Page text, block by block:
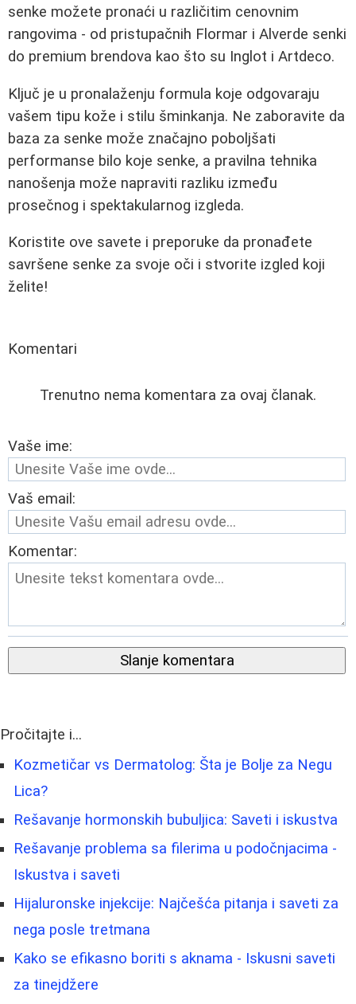
senke možete pronaći u različitim cenovnim
rangovima - od pristupačnih Flormar i Alverde senki
do premium brendova kao što su Inglot i Artdeco.
Ključ je u pronalaženju formula koje odgovaraju
vašem tipu kože i stilu šminkanja. Ne zaboravite da
baza za senke može značajno poboljšati
performanse bilo koje senke, a pravilna tehnika
nanošenja može napraviti razliku između
prosečnog i spektakularnog izgleda.
Koristite ove savete i preporuke da pronađete
savršene senke za svoje oči i stvorite izgled koji
želite!
Komentari
Trenutno nema komentara za ovaj članak.
Vaše ime:
Vaš email:
Komentar:
Slanje komentara
Pročitajte i...
Kozmetičar vs Dermatolog: Šta je Bolje za Negu
Lica?
Rešavanje hormonskih bubuljica: Saveti i iskustva
Rešavanje problema sa filerima u podočnjacima -
Iskustva i saveti
Hijaluronske injekcije: Najčešća pitanja i saveti za
nega posle tretmana
Kako se efikasno boriti s aknama - Iskusni saveti
za tinejdžere